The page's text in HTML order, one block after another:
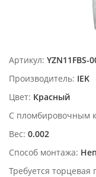
Артикул: YZN11FBS-
Производитель: IEK
Цвет: Красный
С пломбировочным
Вес: 0.002
Способ монтажа:
Требуется торцевая